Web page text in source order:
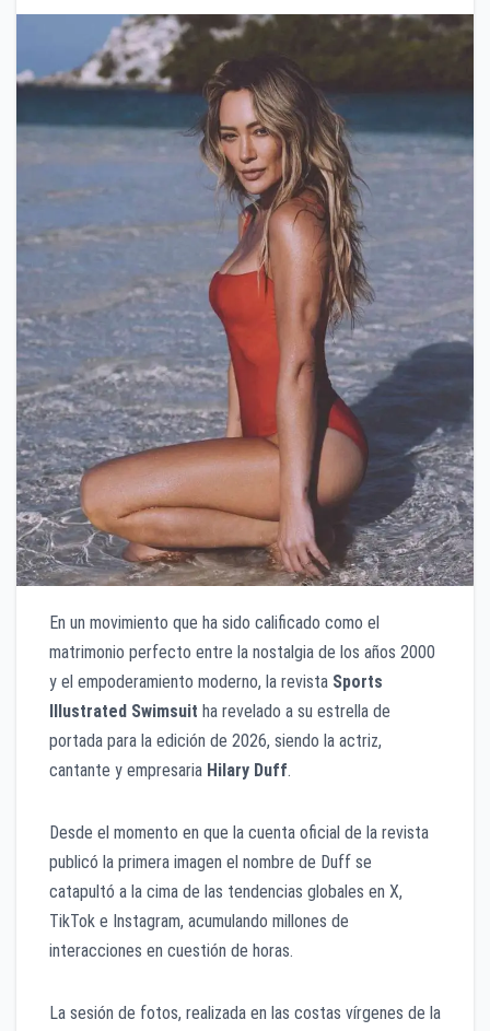
En un movimiento que ha sido calificado como el
matrimonio perfecto entre la nostalgia de los años 2000
y el empoderamiento moderno, la revista Sports
Illustrated Swimsuit ha revelado a su estrella de
portada para la edición de 2026, siendo la actriz,
cantante y empresaria Hilary Duff.
Desde el momento en que la cuenta oficial de la revista
publicó la primera imagen el nombre de Duff se
catapultó a la cima de las tendencias globales en X,
TikTok e Instagram, acumulando millones de
interacciones en cuestión de horas.
La sesión de fotos, realizada en las costas vírgenes de la